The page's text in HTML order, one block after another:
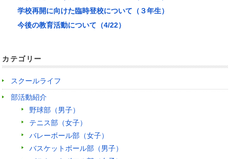
学校再開に向けた臨時登校について（３年生）
今後の教育活動について（4/22）
カテゴリー
スクールライフ
部活動紹介
野球部（男子）
テニス部（女子）
バレーボール部（女子）
バスケットボール部（男子）